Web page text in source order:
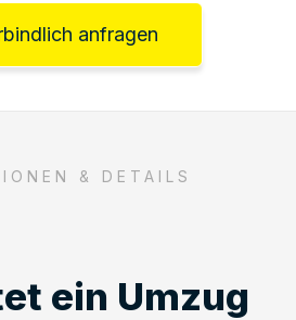
anfragen
& DETAILS
ein Umzug